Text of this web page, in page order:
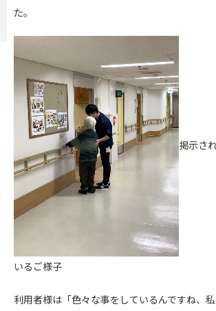
た。
掲示さ
いるご様子
利用者様は「色々な事をしているんですね、私